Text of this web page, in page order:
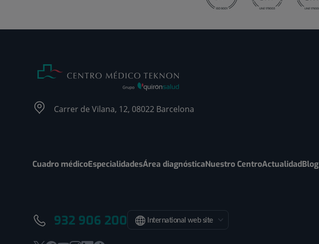
Carrer de Vilana, 12, 08022 Barcelona
Cuadro médicoEspecialidadesÁrea diagnósticaNuestro CentroActualidadBlog
932 906 200 International web site